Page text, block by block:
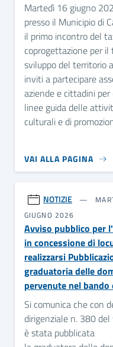
Martedì 16 giugno
presso il Municipio di
il primo incontro del
coprogettazione per il
sviluppo del territorio
inviti a partecipare
aziende e cittadini
linee guida delle
culturali e di
VAI ALLA PAGINA
NOTIZIE
GIUGNO 2026
Avviso pubblico per
in concessione di
realizzarsi
graduatoria delle
pervenute nel
Si comunica che con
dirigenziale n. 380
è stata pubblicata